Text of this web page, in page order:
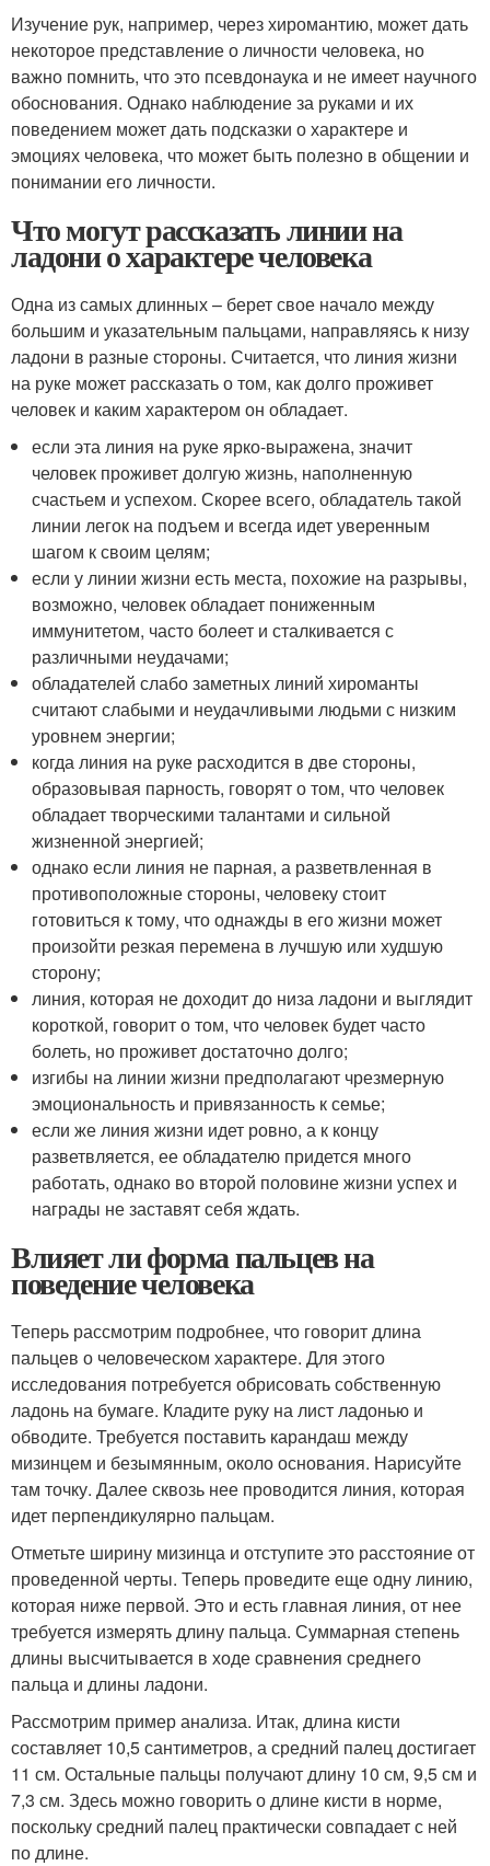
Изучение рук, например, через хиромантию, может дать
некоторое представление о личности человека, но
важно помнить, что это псевдонаука и не имеет научного
обоснования. Однако наблюдение за руками и их
поведением может дать подсказки о характере и
эмоциях человека, что может быть полезно в общении и
понимании его личности.
Что могут рассказать линии на
ладони о характере человека
Одна из самых длинных – берет свое начало между
большим и указательным пальцами, направляясь к низу
ладони в разные стороны. Считается, что линия жизни
на руке может рассказать о том, как долго проживет
человек и каким характером он обладает.
если эта линия на руке ярко-выражена, значит
человек проживет долгую жизнь, наполненную
счастьем и успехом. Скорее всего, обладатель такой
линии легок на подъем и всегда идет уверенным
шагом к своим целям;
если у линии жизни есть места, похожие на разрывы,
возможно, человек обладает пониженным
иммунитетом, часто болеет и сталкивается с
различными неудачами;
обладателей слабо заметных линий хироманты
считают слабыми и неудачливыми людьми с низким
уровнем энергии;
когда линия на руке расходится в две стороны,
образовывая парность, говорят о том, что человек
обладает творческими талантами и сильной
жизненной энергией;
однако если линия не парная, а разветвленная в
противоположные стороны, человеку стоит
готовиться к тому, что однажды в его жизни может
произойти резкая перемена в лучшую или худшую
сторону;
линия, которая не доходит до низа ладони и выглядит
короткой, говорит о том, что человек будет часто
болеть, но проживет достаточно долго;
изгибы на линии жизни предполагают чрезмерную
эмоциональность и привязанность к семье;
если же линия жизни идет ровно, а к концу
разветвляется, ее обладателю придется много
работать, однако во второй половине жизни успех и
награды не заставят себя ждать.
Влияет ли форма пальцев на
поведение человека
Теперь рассмотрим подробнее, что говорит длина
пальцев о человеческом характере. Для этого
исследования потребуется обрисовать собственную
ладонь на бумаге. Кладите руку на лист ладонью и
обводите. Требуется поставить карандаш между
мизинцем и безымянным, около основания. Нарисуйте
там точку. Далее сквозь нее проводится линия, которая
идет перпендикулярно пальцам.
Отметьте ширину мизинца и отступите это расстояние от
проведенной черты. Теперь проведите еще одну линию,
которая ниже первой. Это и есть главная линия, от нее
требуется измерять длину пальца. Суммарная степень
длины высчитывается в ходе сравнения среднего
пальца и длины ладони.
Рассмотрим пример анализа. Итак, длина кисти
составляет 10,5 сантиметров, а средний палец достигает
11 см. Остальные пальцы получают длину 10 см, 9,5 см и
7,3 см. Здесь можно говорить о длине кисти в норме,
поскольку средний палец практически совпадает с ней
по длине.